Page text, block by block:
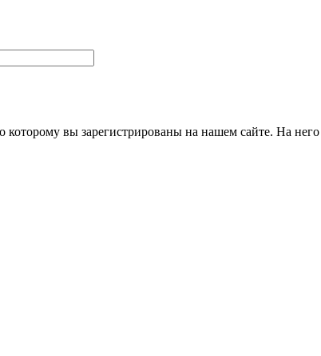
которому вы зарегистрированы на нашем сайте. На